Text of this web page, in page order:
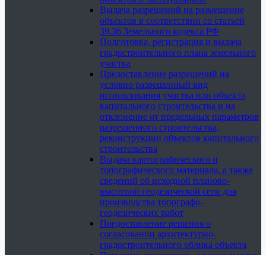
Выдача разрешений на размещение
объектов в соответствии со статьей
39.36 Земельного кодекса РФ
Подготовка, регистрация и выдача
градостроительного плана земельного
участка
Предоставление разрешений на
условно разрешенный вид
использования участка или объекта
капитального строительства и на
отклонение от предельных параметров
разрешенного строительства,
реконструкции объектов капитального
строительства
Выдача картографического и
топографического материала, а также
сведений об исходной планово-
высотной геодезической сети для
производства топографо-
геодезических работ
Предоставление решения о
согласовании архитектурно-
градостроительного облика объекта